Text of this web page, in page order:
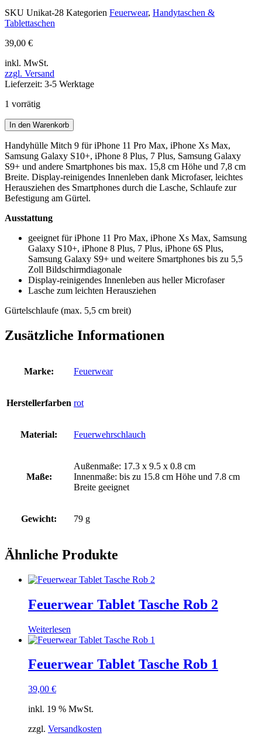
SKU Unikat-28 Kategorien Feuerwear, Handytaschen &
Tablettaschen
39,00 €
inkl. MwSt.
zzgl. Versand
Lieferzeit: 3-5 Werktage
1 vorrätig
Feuerwear
Handyhülle
Mitch
9
Menge
In den Warenkorb
Handyhülle Mitch 9 für iPhone 11 Pro Max, iPhone Xs Max,
Samsung Galaxy S10+, iPhone 8 Plus, 7 Plus, Samsung Galaxy
S9+ und andere Smartphones bis max. 15,8 cm Höhe und 7,8 cm
Breite. Display-reinigendes Innenleben dank Microfaser, leichtes
Herausziehen des Smartphones durch die Lasche, Schlaufe zur
Befestigung am Gürtel.
Ausstattung
geeignet für iPhone 11 Pro Max, iPhone Xs Max, Samsung
Galaxy S10+, iPhone 8 Plus, 7 Plus, iPhone 6S Plus,
Samsung Galaxy S9+ und weitere Smartphones bis zu 5,5
Zoll Bildschirmdiagonale
Display-reinigendes Innenleben aus heller Microfaser
Lasche zum leichten Herausziehen
Gürtelschlaufe (max. 5,5 cm breit)
Zusätzliche Informationen
Marke: Feuerwear
Herstellerfarben rot
Material: Feuerwehrschlauch
Maße:
Außenmaße: 17.3 x 9.5 x 0.8 cm
Innenmaße: bis zu 15.8 cm Höhe und 7.8 cm
Breite geeignet
Gewicht: 79 g
Ähnliche Produkte
Feuerwear Tablet Tasche Rob 2
Weiterlesen
Feuerwear Tablet Tasche Rob 1
39,00 €
inkl. 19 % MwSt.
zzgl. Versandkosten